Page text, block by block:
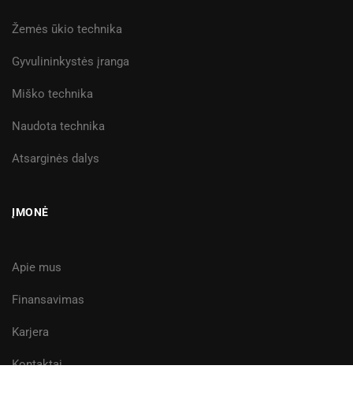
Žemės ūkio technika
Gyvulininkystės įranga
Miško technika
Naudota technika
Atsarginės dalys
ĮMONĖ
Apie mus
Finansavimas
Karjera
Kontaktai